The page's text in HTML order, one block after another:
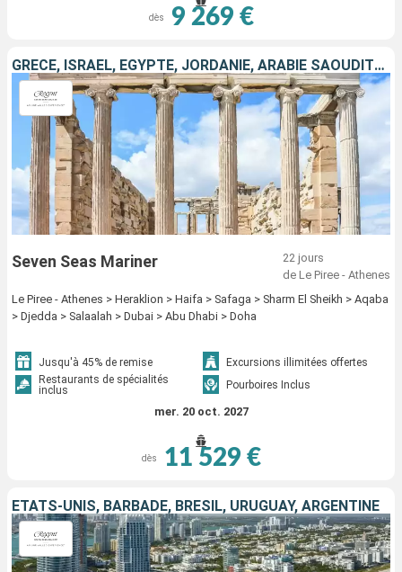
dès 9 269 €
GRÈCE, ISRAËL, EGYPTE, JORDANIE, ARABIE SAOUDITE, OMAN, EMIRATS ARABES UNIS, QATAR
Seven Seas Mariner
22 jours
de Le Piree - Athenes
Le Piree - Athenes > Heraklion > Haifa > Safaga > Sharm El Sheikh > Aqaba
> Djedda > Salaalah > Dubai > Abu Dhabi > Doha
Jusqu'à 45% de remise
Excursions illimitées offertes
Restaurants de spécialités
inclus
Pourboires Inclus
mer. 20 oct. 2027
dès 11 529 €
ÉTATS-UNIS, BARBADE, BRÉSIL, URUGUAY, ARGENTINE